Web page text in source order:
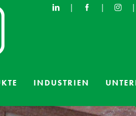
| | |
INDUSTRIEN